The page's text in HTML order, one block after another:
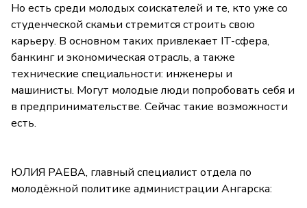
Но есть среди молодых соискателей и те, кто уже со
студенческой скамьи стремится строить свою
карьеру. В основном таких привлекает IT-сфера,
банкинг и экономическая отрасль, а также
технические специальности: инженеры и
машинисты. Могут молодые люди попробовать себя и
в предпринимательстве. Сейчас такие возможности
есть.
ЮЛИЯ РАЕВА, главный специалист отдела по
молодёжной политике администрации Ангарска: